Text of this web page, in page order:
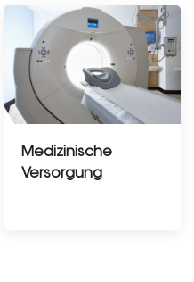
Medizinische
Versorgung